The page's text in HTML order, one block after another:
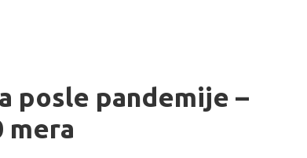
posle pandemije –
mera